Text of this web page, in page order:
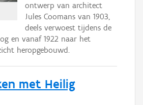
ontwerp van architect
Jules Coomans van 1903,
deels verwoest tijdens de
en vanaf 1922 naar het
heropgebouwd.
met Heilig